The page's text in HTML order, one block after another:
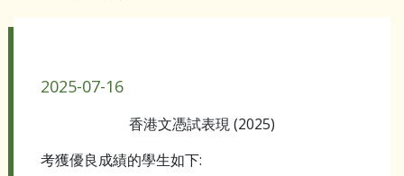
2025-07-16
香港文憑試表現 (2025)
考獲優良成績的學生如下: